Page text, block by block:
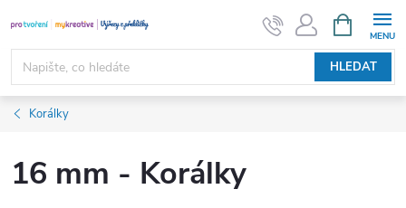
na
obsah
HLEDAT
NÁKUPNÍ
KOŠÍK
Korálky
16 mm - Korálky